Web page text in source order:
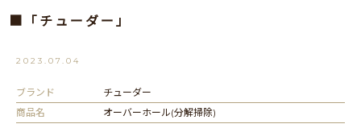
■「チューダー」
2023.07.04
ブランド
チューダー
商品名
オーバーホール(分解掃除)